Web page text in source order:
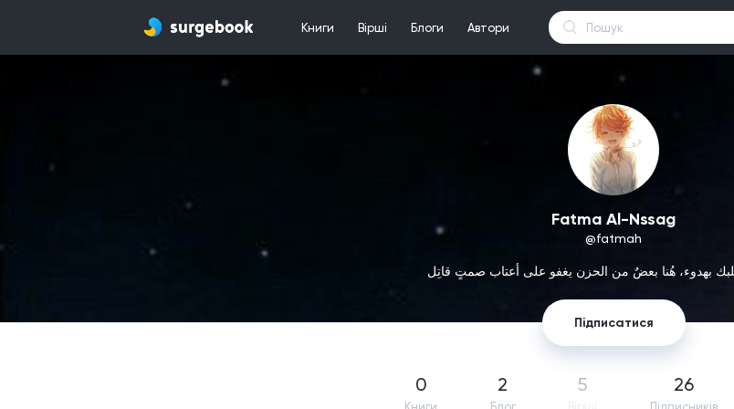
Книги Вірші Блоги Автори
Fatma Al-Nssag
@fatmah
Підписатися
0 2 5 26